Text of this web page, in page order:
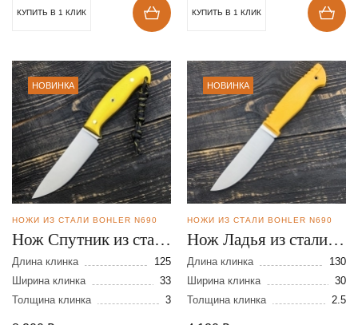
КУПИТЬ В 1 КЛИК КУПИТЬ В 1 КЛИК
НОВИНКА
НОЖИ ИЗ СТАЛИ BOHLER N690
Нож Спутник из стали
N-690
Длина клинка
125
Ширина клинка
33
Толщина клинка
3
НОВИНКА
НОЖИ ИЗ СТАЛИ BOHLER N690
Нож Ладья из стали
N-690
Длина клинка
130
Ширина клинка
30
Толщина клинка
2.5